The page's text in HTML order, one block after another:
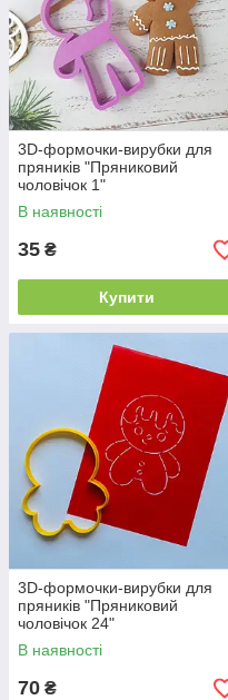
3D-формочки-вирубки для
пряників "Пряниковий
чоловічок 1"
В наявності
35 ₴
Купити
3D-формочки-вирубки для
пряників "Пряниковий
чоловічок 24"
В наявності
70 ₴